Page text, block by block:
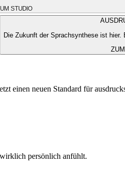
STUDIO
Die Zukunft der Sprachsynthese ist hier.
einen neuen Standard für
persönlich anfühlt.